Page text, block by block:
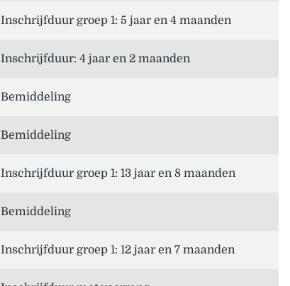
Inschrijfduur groep 1: 5 jaar en 4 maanden
Inschrijfduur: 4 jaar en 2 maanden
Bemiddeling
Bemiddeling
Inschrijfduur groep 1: 13 jaar en 8 maanden
Bemiddeling
Inschrijfduur groep 1: 12 jaar en 7 maanden